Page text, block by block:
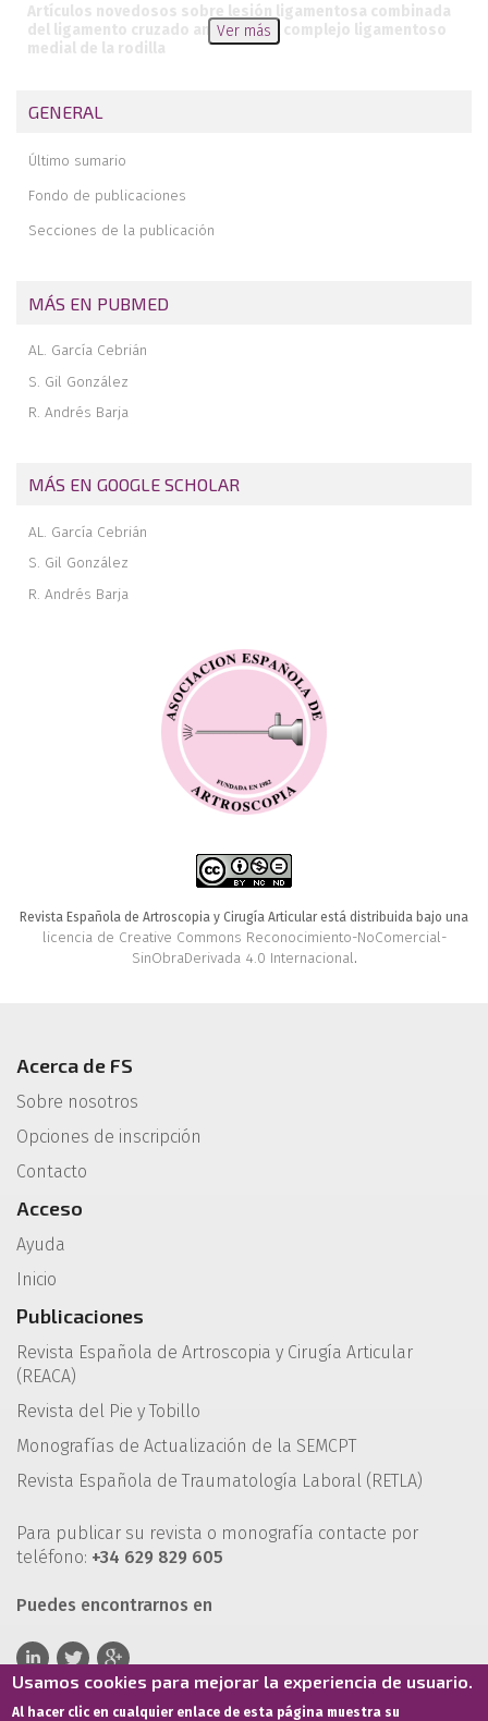
Artículos novedosos sobre lesión ligamentosa combinada
del ligamento cruzado anterior y el complejo ligamentoso
medial de la rodilla
Tratamiento de la inestabilidad de hombro con defectos óseos
óseo y remplissage
artroscópica de triple hilera. Técnica quirúrgica
Tratamiento endoscópico de tendinitis calcificante del glúteo
ligamento cruzado anterior
Ver más
GENERAL
Último sumario
Fondo de publicaciones
Secciones de la publicación
MÁS EN PUBMED
AL. García Cebrián
S. Gil González
R. Andrés Barja
MÁS EN GOOGLE SCHOLAR
AL. García Cebrián
S. Gil González
R. Andrés Barja
Revista Española de Artroscopia y Cirugía Articular está distribuida bajo una
licencia de Creative Commons Reconocimiento-NoComercial-
SinObraDerivada 4.0 Internacional.
Acerca de FS
Sobre nosotros
Opciones de inscripción
Contacto
Acceso
Ayuda
Inicio
Publicaciones
Revista Española de Artroscopia y Cirugía Articular
(REACA)
Revista del Pie y Tobillo
Monografías de Actualización de la SEMCPT
Revista Española de Traumatología Laboral (RETLA)
Para publicar su revista o monografía contacte por
teléfono: +34 629 829 605
Puedes encontrarnos en
Usamos cookies para mejorar la experiencia de usuario.
Al hacer clic en cualquier enlace de esta página muestra su